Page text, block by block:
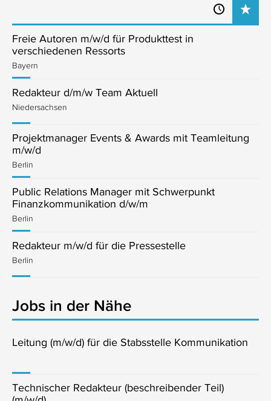
Freie Autoren m/w/d für Produkttest in
verschiedenen Ressorts
Bayern
Redakteur d/m/w Team Aktuell
Niedersachsen
Projektmanager Events & Awards mit Teamleitung
m/w/d
Berlin
Public Relations Manager mit Schwerpunkt
Finanzkommunikation d/w/m
Berlin
Redakteur m/w/d für die Pressestelle
Berlin
Jobs in der Nähe
Leitung (m/w/d) für die Stabsstelle Kommunikation
Technischer Redakteur (beschreibender Teil)